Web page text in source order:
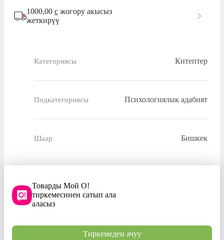
1000,00 с жогору акысыз
жеткирүү
Категориясы Китептер
Подкатегориясы Психологиялык адабият
Шаар Бишкек
Товарды Мой О!
тиркемесинен сатып ала
аласыз
Тиркемеден ачуу